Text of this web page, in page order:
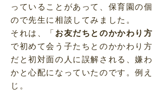
っていることがあって、保育園の
ので先生に相談してみました。
それは、「お友だちとのかかわり方
で初めて会う子たちとのかかわり
だと初対面の人に誤解される、嫌
かと心配になっていたのです。例
じ。